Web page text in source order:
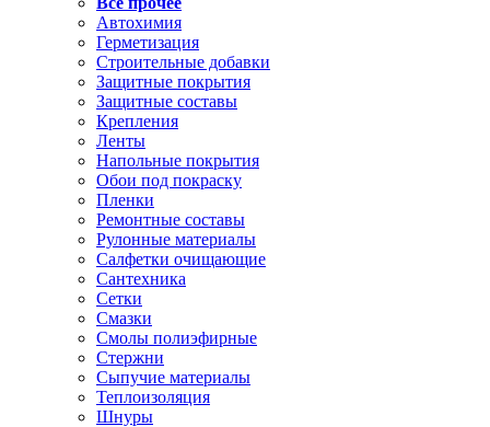
Автохимия
Герметизация
Строительные добавки
Защитные покрытия
Защитные составы
Крепления
Ленты
Напольные покрытия
Обои под покраску
Пленки
Ремонтные составы
Рулонные материалы
Салфетки очищающие
Сантехника
Сетки
Смазки
Смолы полиэфирные
Стержни
Сыпучие материалы
Теплоизоляция
Шнуры